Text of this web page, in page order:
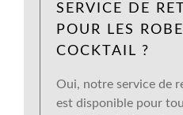
SERVICE DE
POUR LES
COCKTAIL ?
Oui, notre service de
est disponible pour